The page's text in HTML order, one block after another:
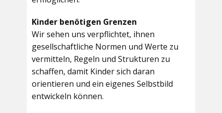
Kinder benötigen Grenzen
Wir sehen uns verpflichtet, ihnen
gesellschaftliche Normen und Werte zu
vermitteln, Regeln und Strukturen zu
schaffen, damit Kinder sich daran
orientieren und ein eigenes Selbstbild
entwickeln können.